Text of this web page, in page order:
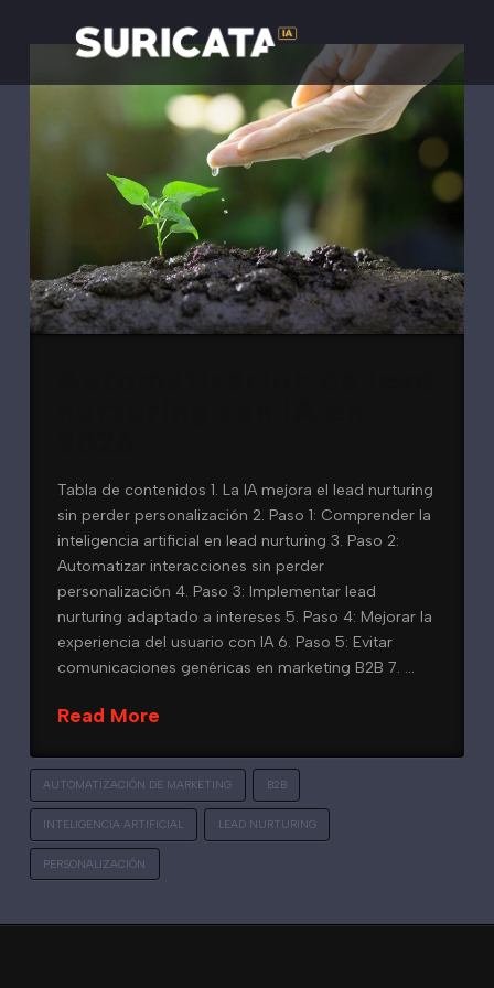
Tabla de contenidos 1. La IA mejora el lead nurturing
sin perder personalización 2. Paso 1: Comprender la
inteligencia artificial en lead nurturing 3. Paso 2:
Automatizar interacciones sin perder
personalización 4. Paso 3: Implementar lead
nurturing adaptado a intereses 5. Paso 4: Mejorar la
experiencia del usuario con IA 6. Paso 5: Evitar
comunicaciones genéricas en marketing B2B 7. …
Read More
AUTOMATIZACIÓN DE MARKETING B2B
INTELIGENCIA ARTIFICIAL LEAD NURTURING
PERSONALIZACIÓN